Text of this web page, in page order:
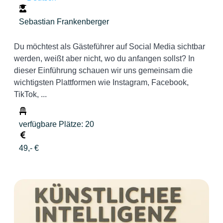
Sebastian Frankenberger
Du möchtest als Gästeführer auf Social Media sichtbar
werden, weißt aber nicht, wo du anfangen sollst? In
dieser Einführung schauen wir uns gemeinsam die
wichtigsten Plattformen wie Instagram, Facebook,
TikTok, ...
verfügbare Plätze: 20
49,- €